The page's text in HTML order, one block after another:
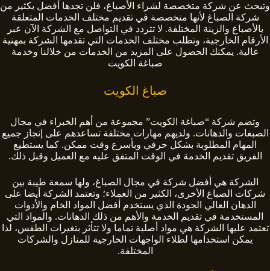
وتبحث عن شركة متخصصة لشراء الأصباغ، فلن تجدها أفضل بكثير من
شركة الصباغ لأنها متخصصة في تقديم مختلف الخدمات المتعلقة
بالأصباغ والزينة المختلفة. لا تتردد في التواصل مع الشركة الآن عبر
الأرقام الخارجية، وتطلب مختلف الخدمات التي تقدمها الشركة بمهنية
عالية. يمكنك الحصول على المزيد من الخدمات من خلالنا وخدمة
صباغة الكويت
صباغ الكويت
وتضم شركة “صباغة الكويت” مجموعة من أهم الخبراء في مجال
الصبغات والدهانات. ولديهم مهارات مختلفة تساعدهم على إنجاز جميع
المهام المطلوبة بشكل حرفي وبأسرع وقت ممكن. كما يستطيع
الفريق تقديم الخدمة في الوقت المتفق عليه مع العميل وقبل ذلك.
الشركة هي أفضل شركة في مجال الصباغ، ولها سمعة طيبة بين
شركات الصباغ الأخرى، الكثير من العملاء؛ وتعتمد الشركة أيضا على
الدهان العالي الجودة الذي يستخدم أفضل المواد الخام والأدوات
المستخدمة في تقديم الخدمة والأهم من ذلك الدهانات. والمواد التي
تعتمد عليها الشركة هي مواد أصلية تماما ولا تتأثر بتغيرات الطقس، لذا
يمكن استخدامها لطلاء الواجهات الخارجية للمنازل والشركات
المختلفة.